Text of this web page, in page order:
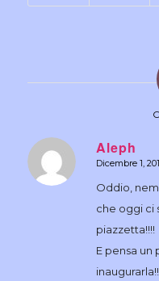
Aleph
dice:
Dicembre 1,
Oddio,
che oggi ci
piazzetta!!!!
E pensa un